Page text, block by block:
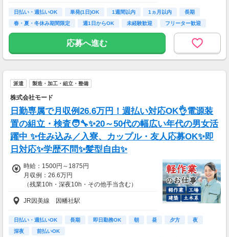
※中国エリアで4-6月に１8時以降稼働した場合
を想定。地域により異なります。
※報酬は規約にしたがい配達完了の15日後に支
払いますが、可能な場合は、より早く、週払い
で前週稼働分をお支払いします。
登録の際に、希望配達エリアを選択いただき、
そのエリアでの業務を委託します（業務委
日払い・週払いOK 単発(1日)OK 1週間以内 1ヵ月以内
長期
春・夏・冬休み期間限定
週1日からOK 未経験歓迎 フリーター歓迎
応募へ進む
派遣 製造・加工・組立・整備
株式会社モード
日勤専属で月収例26.6万円！週払い対応OK👌電源装
置の組立・検査🧑‍🔧✨20～50代の幅広い年代の男女活
躍中 ✨住み込み／入寮、カップル・友人応募OK✨即
日対応✨学歴不問✨髪型自由✨
時給：1500円～1875円
月収例：26.6万円
（残業10h・深夜10h・その他手当含む）
JR因美線 因幡社駅
日払い・週払いOK 長期 即日勤務OK 朝 昼 夕方
夜
深夜
前払いOK